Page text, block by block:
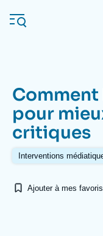
au
contenu
Navigation
principale
L'Ifri
À propos de l'Ifri
Comment
pour
critiques
Interventions
Ajouter à mes favoris